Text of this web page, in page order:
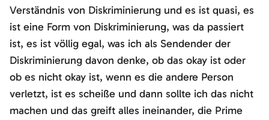
Verständnis von Diskriminierung und es ist quasi, es
ist eine Form von Diskriminierung, was da passiert
ist, es ist völlig egal, was ich als Sendender der
Diskriminierung davon denke, ob das okay ist oder
ob es nicht okay ist, wenn es die andere Person
verletzt, ist es scheiße und dann sollte ich das nicht
machen und das greift alles ineinander, die Prime